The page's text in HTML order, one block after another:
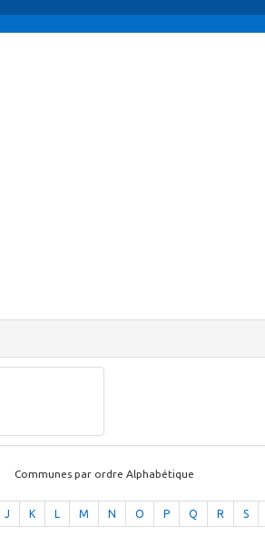
Communes par ordre Alphabétique
J K L M N O P Q R S